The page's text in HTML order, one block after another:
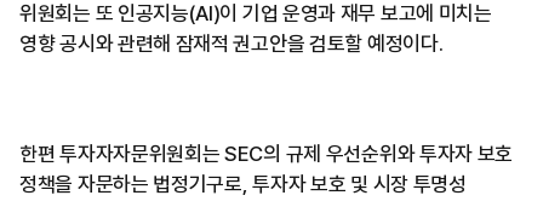
위원회는 또 인공지능(AI)이 기업 운영과 재무 보고에 미치는
영향 공시와 관련해 잠재적 권고안을 검토할 예정이다.
한편 투자자자문위원회는 SEC의 규제 우선순위와 투자자 보호
정책을 자문하는 법정기구로, 투자자 보호 및 시장 투명성